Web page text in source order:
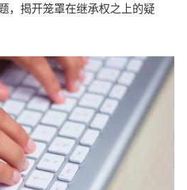
，揭开笼罩在继承权之上的疑